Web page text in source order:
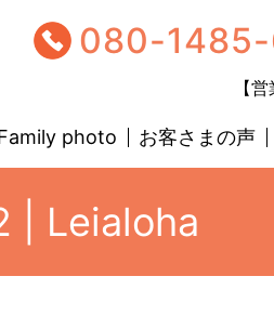
080-
【
photo お客さまの声
| Leialoha